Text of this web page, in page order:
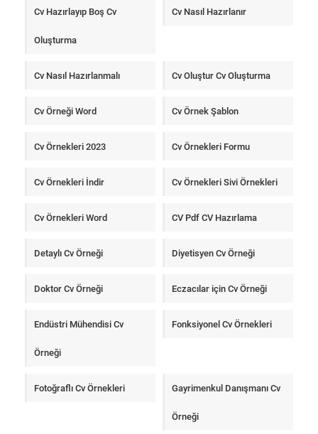
Cv Hazırlayıp Boş Cv
Oluşturma
Cv Nasıl Hazırlanır
Cv Nasıl Hazırlanmalı Cv Oluştur Cv Oluşturma
Cv Örneği Word Cv Örnek Şablon
Cv Örnekleri 2023 Cv Örnekleri Formu
Cv Örnekleri İndir Cv Örnekleri Sivi Örnekleri
Cv Örnekleri Word CV Pdf CV Hazırlama
Detaylı Cv Örneği Diyetisyen Cv Örneği
Doktor Cv Örneği Eczacılar için Cv Örneği
Endüstri Mühendisi Cv
Örneği
Fonksiyonel Cv Örnekleri
Fotoğraflı Cv Örnekleri Gayrimenkul Danışmanı Cv
Örneği